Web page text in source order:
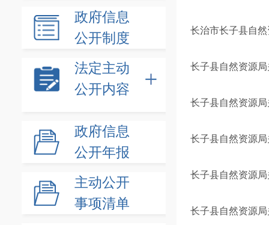
政府信息
公开制度
法定主动
公开内容
政府信息
公开年报
主动公开
事项清单
长治市长子县自
长子县自然资源
长子县自然资源
长子县自然资源
长子县自然资源
长子县自然资源